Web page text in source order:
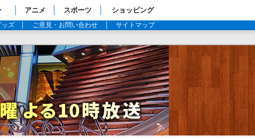
アニメ スポーツ ショッピング
ッズ ご意見・お問い合わせ サイトマップ